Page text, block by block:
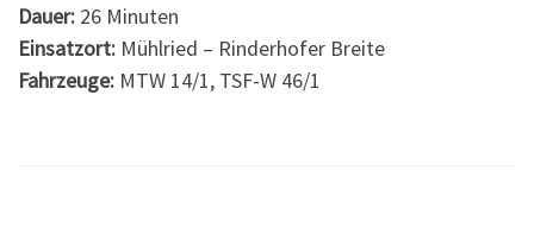
Dauer: 26 Minuten
Einsatzort: Mühlried – Rinderhofer Breite
Fahrzeuge: MTW 14/1, TSF-W 46/1